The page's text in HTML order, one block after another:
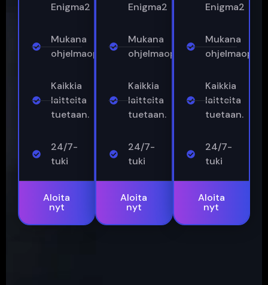
Enigma2
Mukana
ohjelmaopas
Kaikkia
laitteita
tuetaan.
24/7-
tuki
Aloita
nyt
Enigma2
Mukana
ohjelmaopas
Kaikkia
laitteita
tuetaan.
24/7-
tuki
Aloita
nyt
Enigma2
Mukana
ohjelmaopas
Kaikkia
laitteita
tuetaan.
24/7-
tuki
Aloita
nyt